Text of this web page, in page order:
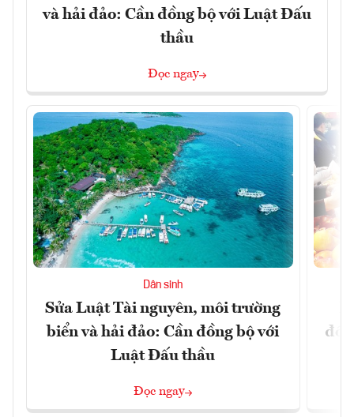
và hải đảo: Cần đồng bộ với Luật Đấu
thầu
Đọc ngay
Dân sinh
Sửa Luật Tài nguyên, môi trường
biển và hải đảo: Cần đồng bộ với
Luật Đấu thầu
Đọc ngay